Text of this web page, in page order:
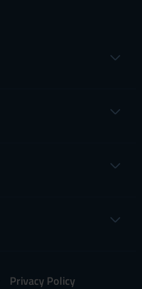
Privacy Policy